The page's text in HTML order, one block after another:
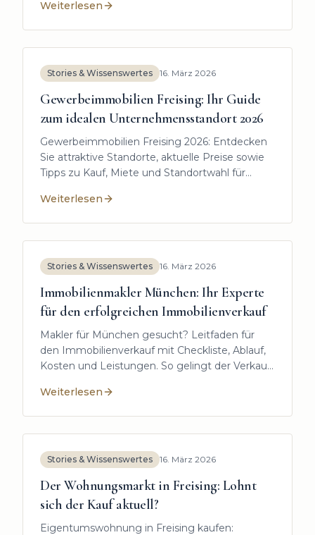
Vermögensaufbau im Landkreis Freising.
Weiterlesen
:Was ist eine Kapitalanlage und warum ist sie heute
Stories & Wissenswertes 16. März 2026
Gewerbeimmobilien Freising: Ihr Guide
zum idealen Unternehmensstandort 2026
Gewerbeimmobilien Freising 2026: Entdecken
Sie attraktive Standorte, aktuelle Preise sowie
Tipps zu Kauf, Miete und Standortwahl für
Weiterlesen
:Gewerbeimmobilien Freising: Ihr Guide zum
Stories & Wissenswertes 16. März 2026
Immobilienmakler München: Ihr Experte
für den erfolgreichen Immobilienverkauf
Makler für München gesucht? Leitfaden für
den Immobilienverkauf mit Checkliste, Ablauf,
Kosten und Leistungen. So gelingt der Verkauf
Weiterlesen
:Immobilienmakler München: Ihr Experte für den
Stories & Wissenswertes 16. März 2026
Der Wohnungsmarkt in Freising: Lohnt
sich der Kauf aktuell?
Eigentumswohnung in Freising kaufen: